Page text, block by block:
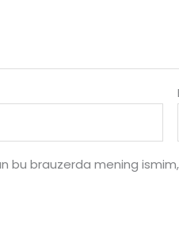
bu brauzerda mening